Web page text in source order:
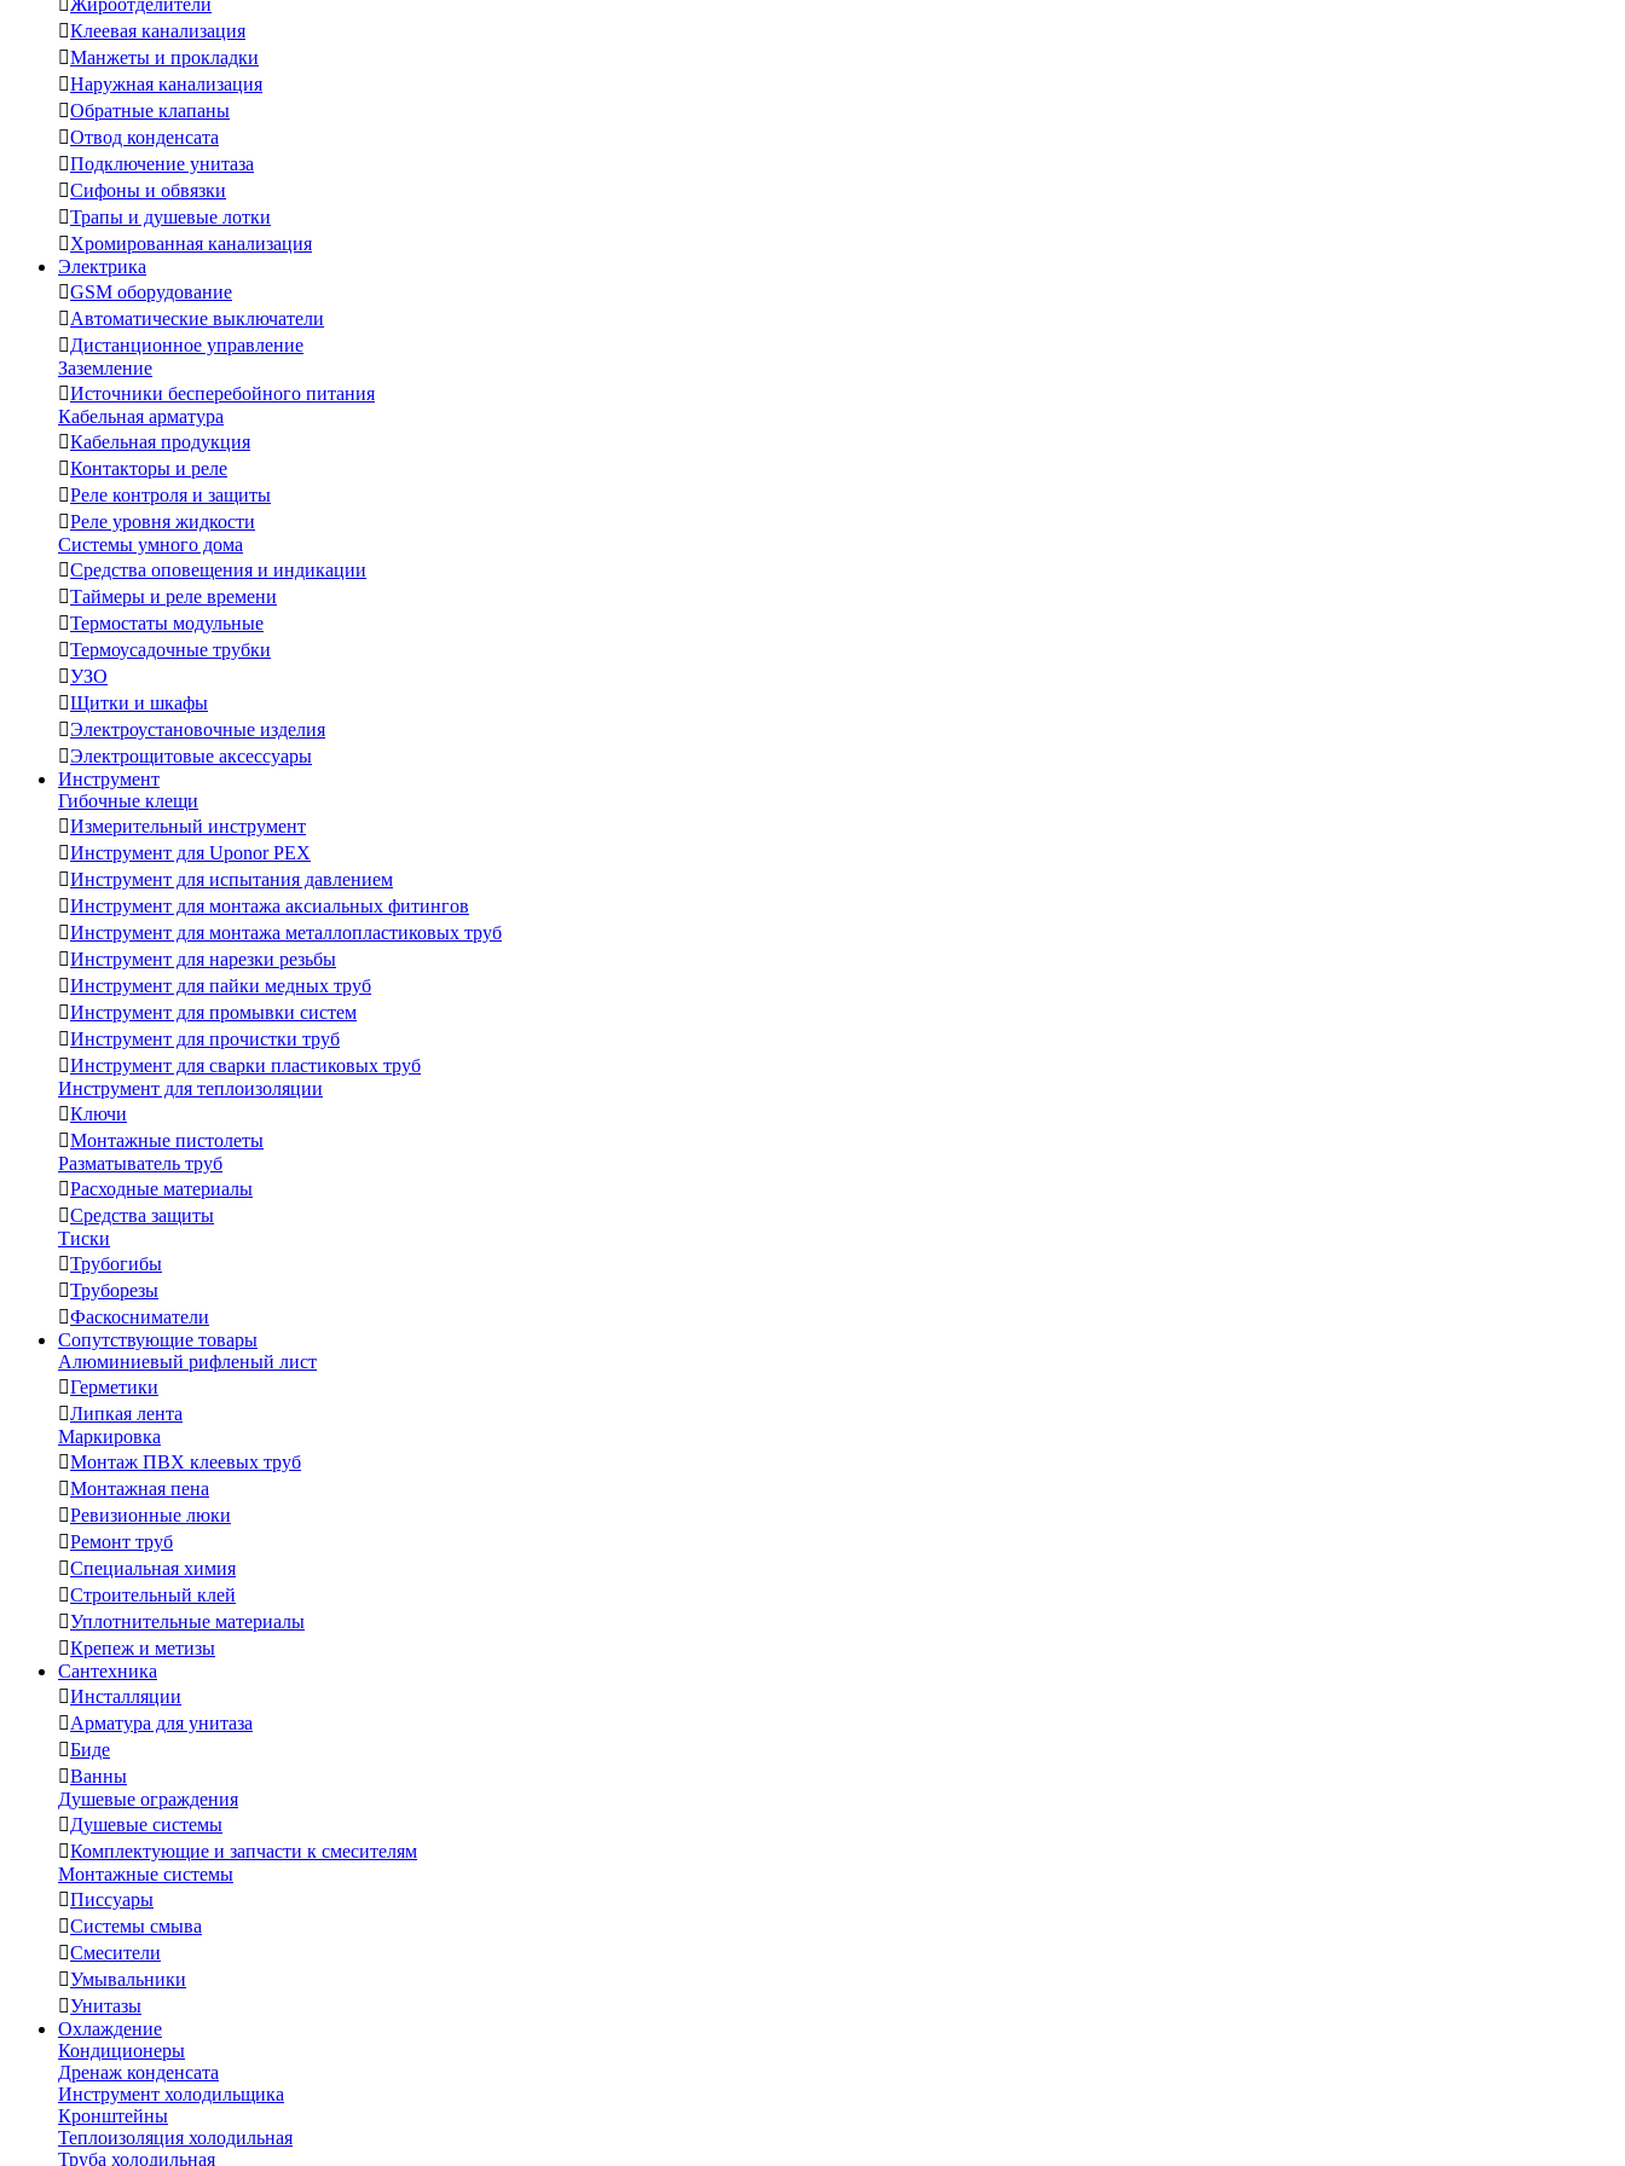
Жироотделители
Клеевая канализация
Манжеты и прокладки
Наружная канализация
Обратные клапаны
Отвод конденсата
Подключение унитаза
Сифоны и обвязки
Трапы и душевые лотки
Хромированная канализация
Электрика
GSM оборудование
Автоматические выключатели
Дистанционное управление
Заземление
Источники бесперебойного питания
Кабельная арматура
Кабельная продукция
Контакторы и реле
Реле контроля и защиты
Реле уровня жидкости
Системы умного дома
Средства оповещения и индикации
Таймеры и реле времени
Термостаты модульные
Термоусадочные трубки
УЗО
Щитки и шкафы
Электроустановочные изделия
Электрощитовые аксессуары
Инструмент
Гибочные клещи
Измерительный инструмент
Инструмент для Uponor PEX
Инструмент для испытания давлением
Инструмент для монтажа аксиальных фитингов
Инструмент для монтажа металлопластиковых труб
Инструмент для нарезки резьбы
Инструмент для пайки медных труб
Инструмент для промывки систем
Инструмент для прочистки труб
Инструмент для сварки пластиковых труб
Инструмент для теплоизоляции
Ключи
Монтажные пистолеты
Разматыватель труб
Расходные материалы
Средства защиты
Тиски
Трубогибы
Труборезы
Фаскосниматели
Сопутствующие товары
Алюминиевый рифленый лист
Герметики
Липкая лента
Маркировка
Монтаж ПВХ клеевых труб
Монтажная пена
Ревизионные люки
Ремонт труб
Специальная химия
Строительный клей
Уплотнительные материалы
Крепеж и метизы
Сантехника
Инсталляции
Арматура для унитаза
Биде
Ванны
Душевые ограждения
Душевые системы
Комплектующие и запчасти к смесителям
Монтажные системы
Писсуары
Системы смыва
Смесители
Умывальники
Унитазы
Охлаждение
Кондиционеры
Дренаж конденсата
Инструмент холодильщика
Кронштейны
Теплоизоляция холодильная
Труба холодильная